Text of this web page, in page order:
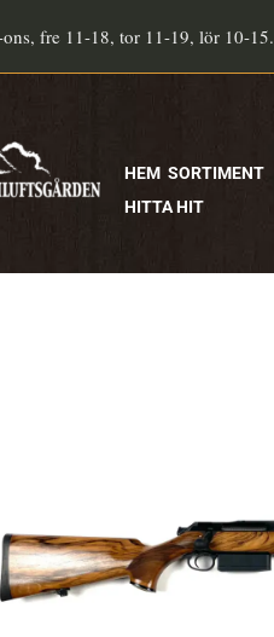
fre 11-18, tor 11-19, lör 10-15.
HEM SORTIMENT
HITTA HIT